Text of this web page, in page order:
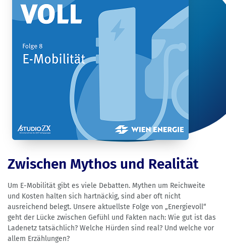
Zwischen Mythos und Realität
Um E-Mobilität gibt es viele Debatten. Mythen um Reichweite
und Kosten halten sich hartnäckig, sind aber oft nicht
ausreichend belegt. Unsere aktuellste Folge von „Energievoll“
geht der Lücke zwischen Gefühl und Fakten nach: Wie gut ist das
Ladenetz tatsächlich? Welche Hürden sind real? Und welche vor
allem Erzählungen?